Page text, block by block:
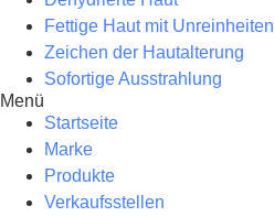
Fettige Haut mit Unreinheiten
Zeichen der Hautalterung
Sofortige Ausstrahlung
Menü
Startseite
Marke
Produkte
Verkaufsstellen